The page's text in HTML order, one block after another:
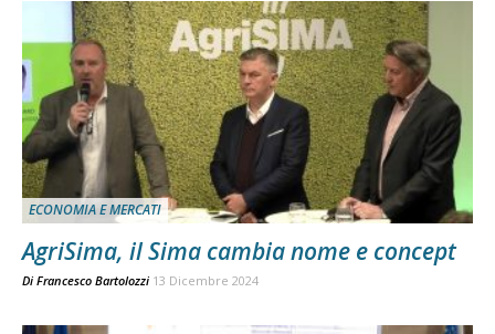
ECONOMIA E MERCATI
AgriSima, il Sima cambia nome e concept
Di Francesco Bartolozzi 13 Dicembre 2024